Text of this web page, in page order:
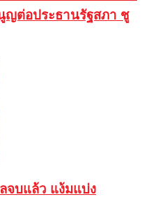
ญต่อประธานรัฐสภา ชู
จบแล้ว แง้มแบ่ง